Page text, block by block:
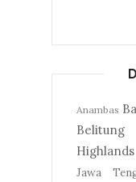
Anambas
Belitung
Highlands
Jawa